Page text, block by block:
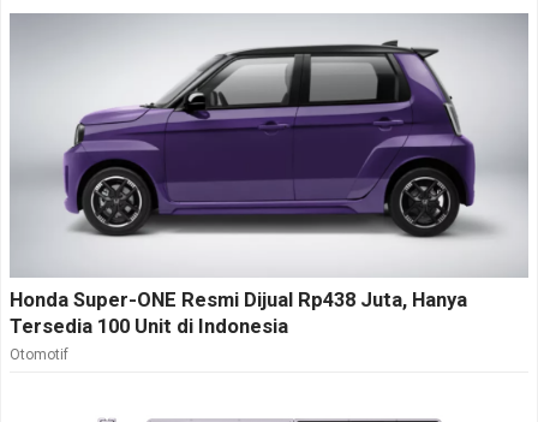
Honda Super-ONE Resmi Dijual Rp438 Juta, Hanya
Tersedia 100 Unit di Indonesia
Otomotif